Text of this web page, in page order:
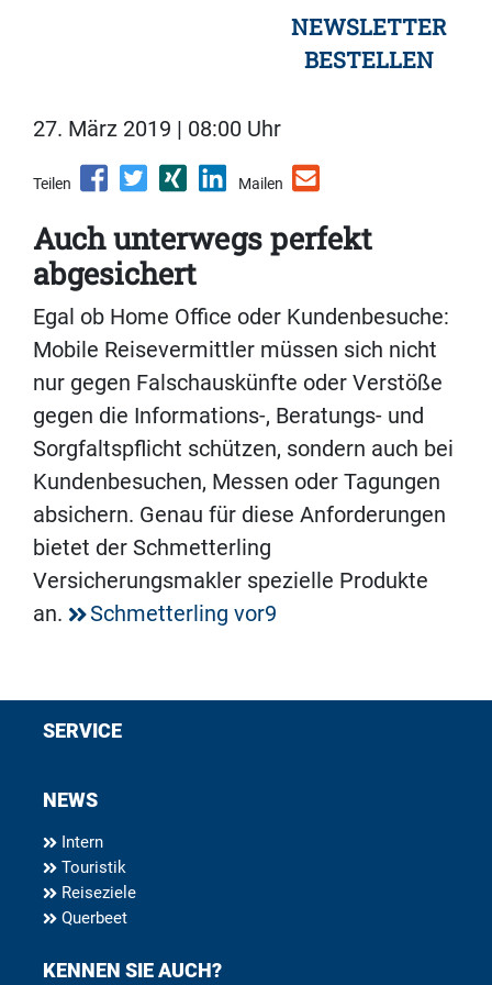
NEWSLETTER
BESTELLEN
27. März 2019 | 08:00 Uhr
Teilen Mailen
Auch unterwegs perfekt
abgesichert
Egal ob Home Office oder Kundenbesuche:
Mobile Reisevermittler müssen sich nicht
nur gegen Falschauskünfte oder Verstöße
gegen die Informations-, Beratungs- und
Sorgfaltspflicht schützen, sondern auch bei
Kundenbesuchen, Messen oder Tagungen
absichern. Genau für diese Anforderungen
bietet der Schmetterling
Versicherungsmakler spezielle Produkte
an.
Schmetterling vor9
SERVICE
NEWS
Intern
Touristik
Reiseziele
Querbeet
KENNEN SIE AUCH?